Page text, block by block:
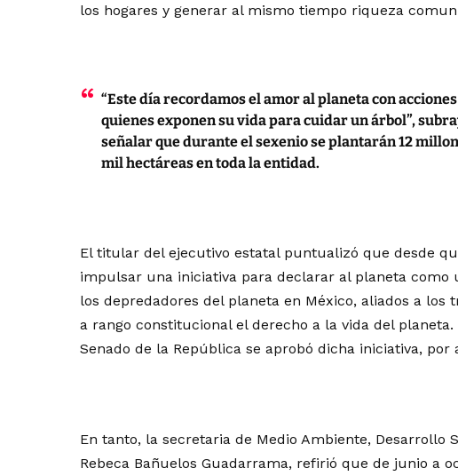
los hogares y generar al mismo tiempo riqueza
“Este día recordamos el amor al planeta con
quienes exponen su vida para cuidar un árbol”,
señalar que durante el sexenio se plantarán 12
mil hectáreas en toda la entidad.
El titular del ejecutivo estatal puntualizó que desde
impulsar una iniciativa para declarar al planeta como
los depredadores del planeta en México, aliados a los
a rango constitucional el derecho a la vida del
Senado de la República se aprobó dicha iniciativa, por
En tanto, la secretaria de Medio Ambiente, Desarrollo
Rebeca Bañuelos Guadarrama, refirió que de junio a